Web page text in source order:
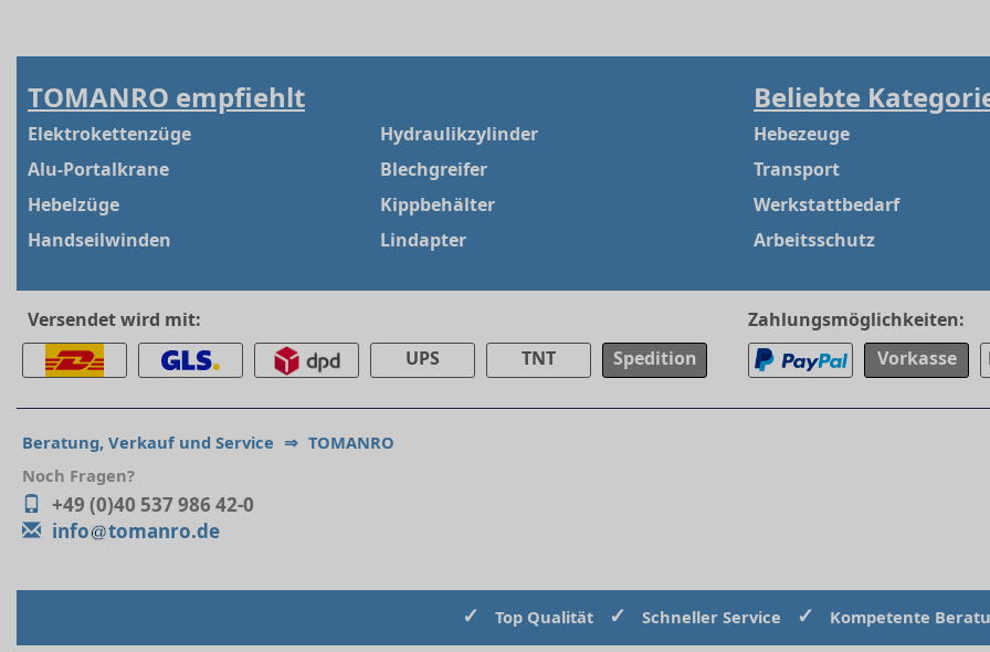
TOMANRO empfiehlt
Elektrokettenzüge
Alu-Portalkrane
Hebelzüge
Handseilwinden
Hydraulikzylinder
Blechgreifer
Kippbehälter
Lindapter
Beliebte
Hebezeuge
Transport
Werkstattbedarf
Arbeitsschutz
Versendet wird mit:
UPS
TNT Spedition
Zahlungsmöglichkeiten:
Vorkasse
Beratung, Verkauf und Service ⇒ TOMANRO
Noch Fragen?
+49 (0)40 537 986 42-0
info
tomanro.de
✓ Top Qualität ✓ Schneller Service ✓ Kompetente